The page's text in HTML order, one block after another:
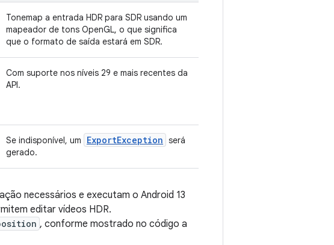
Tonemap a entrada HDR para SDR usando um
mapeador de tons OpenGL, o que significa
que o formato de saída estará em SDR.
Com suporte nos níveis 29 e mais recentes da
API.
Se indisponível, um ExportException será
gerado.
necessários e executam o Android 13
editar vídeos HDR.
, conforme mostrado no código a